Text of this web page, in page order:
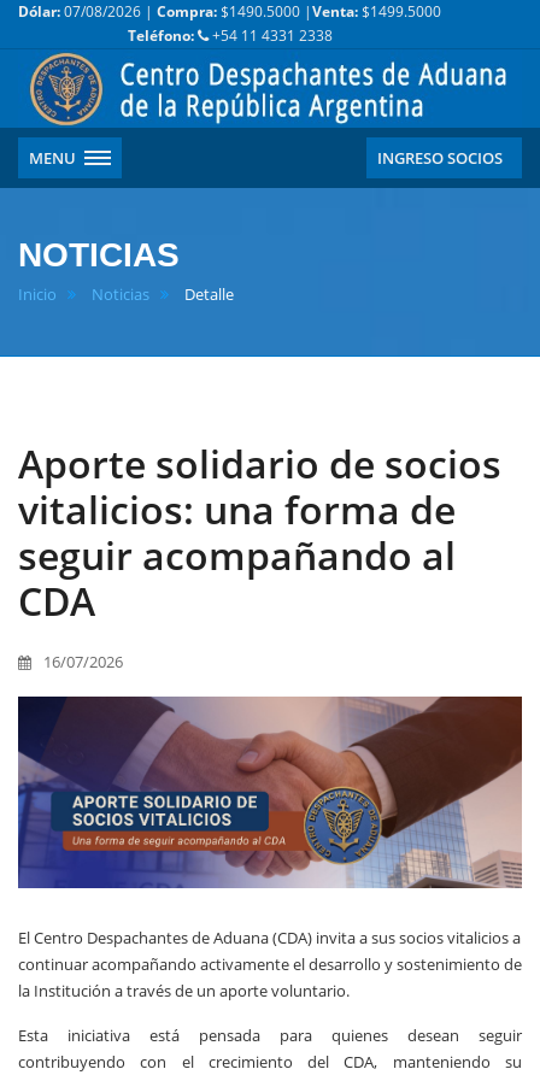
Dólar:07/08/2026 | Compra:$1490.5000 |Venta:$1499.5000
Teléfono:
+54 11 4331 2338
MENU INGRESO SOCIOS
NOTICIAS
Inicio Noticias Detalle
Aporte solidario de socios
vitalicios: una forma de
seguir acompañando al
CDA
16/07/2026
El Centro Despachantes de Aduana (CDA) invita a sus socios vitalicios a
continuar acompañando activamente el desarrollo y sostenimiento de
la Institución a través de un aporte voluntario.
Esta iniciativa está pensada para quienes desean seguir
contribuyendo con el crecimiento del CDA, manteniendo su